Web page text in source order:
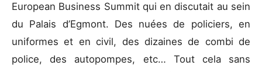
European Business Summit qui en discutait au sein
du Palais d’Egmont. Des nuées de policiers, en
uniformes et en civil, des dizaines de combi de
police, des autopompes, etc… Tout cela sans